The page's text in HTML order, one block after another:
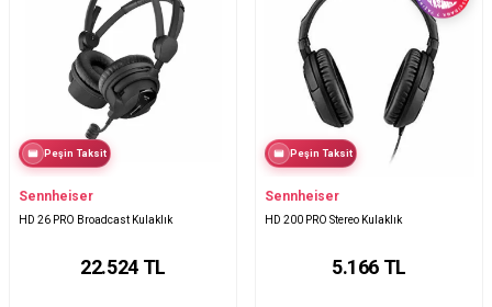
Peşin Taksit
Sennheiser
HD 26 PRO Broadcast Kulaklık
22.524TL
Peşin Taksit
Sennheiser
HD 200 PRO Stereo Kulaklık
5.166 TL